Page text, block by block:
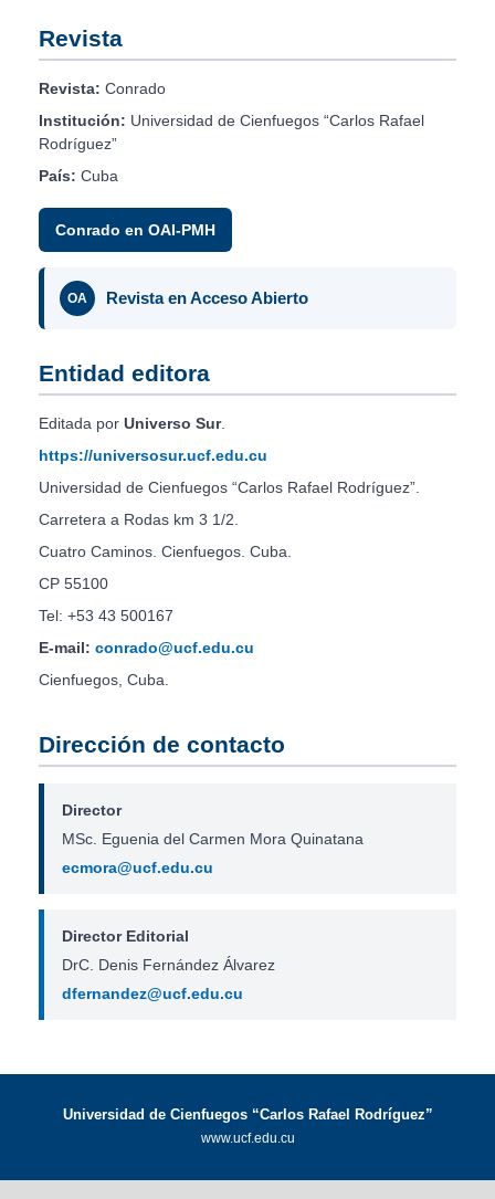
Revista
Revista: Conrado
Institución: Universidad de Cienfuegos “Carlos Rafael
Rodríguez”
País: Cuba
Conrado en OAI-PMH
OA Revista en Acceso Abierto
Entidad editora
Editada por Universo Sur.
https://universosur.ucf.edu.cu
Universidad de Cienfuegos “Carlos Rafael Rodríguez”.
Carretera a Rodas km 3 1/2.
Cuatro Caminos. Cienfuegos. Cuba.
CP 55100
Tel: +53 43 500167
E-mail: conrado@ucf.edu.cu
Cienfuegos, Cuba.
Dirección de contacto
Director
MSc. Eguenia del Carmen Mora Quinatana
ecmora@ucf.edu.cu
Director Editorial
DrC. Denis Fernández Álvarez
dfernandez@ucf.edu.cu
Universidad de Cienfuegos “Carlos Rafael Rodríguez”
www.ucf.edu.cu